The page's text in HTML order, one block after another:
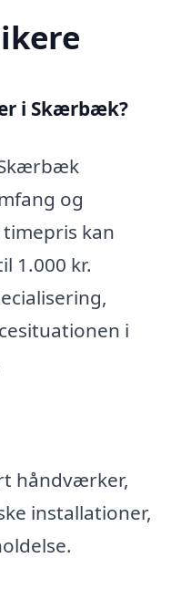
i Skærbæk?
og
kan
1.000 kr.
i
håndværker,
installationer,